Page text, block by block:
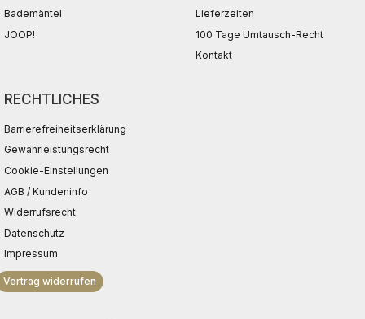
Bademäntel
JOOP!
Lieferzeiten
100 Tage Umtausch-Recht
Kontakt
RECHTLICHES
Barrierefreiheitserklärung
Gewährleistungsrecht
Cookie-Einstellungen
AGB / Kundeninfo
Widerrufsrecht
Datenschutz
Impressum
Vertrag widerrufen